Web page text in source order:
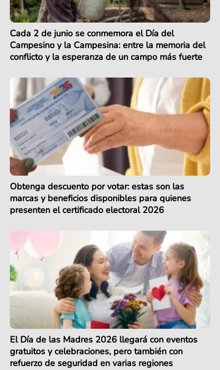
Cada 2 de junio se conmemora el Día del
Campesino y la Campesina: entre la memoria del
conflicto y la esperanza de un campo más fuerte
Obtenga descuento por votar: estas son las
marcas y beneficios disponibles para quienes
presenten el certificado electoral 2026
El Día de las Madres 2026 llegará con eventos
gratuitos y celebraciones, pero también con
refuerzo de seguridad en varias regiones